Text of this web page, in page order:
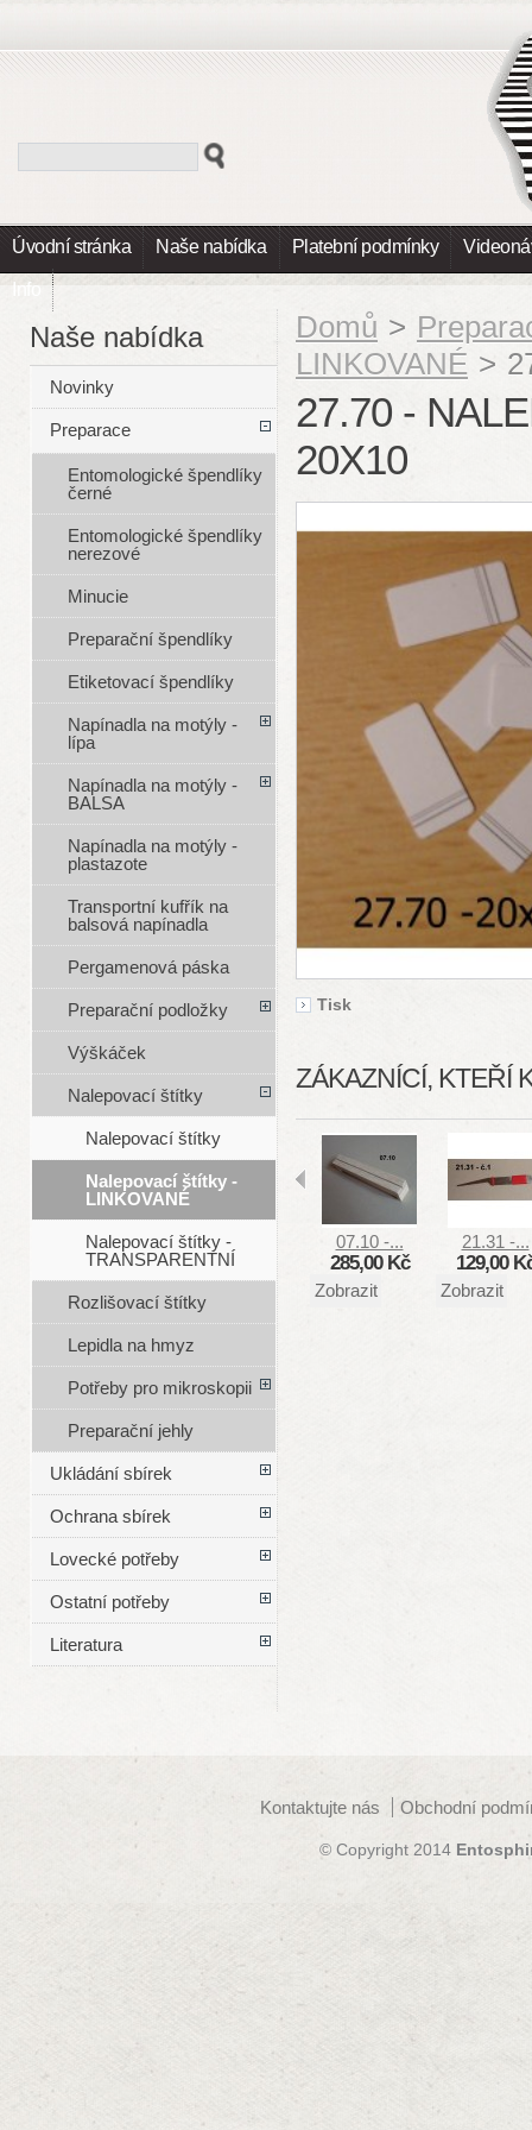
Úvodní stránka Naše nabídka Platební podmínky
Info
Domů >
LINKOVANÉ >
27.70 -
20X10
Tisk
ZÁKAZNÍCÍ, KTEŘÍ
07.10 -...
285,00 Kč
Zobrazit
21.31 -...
129,00
Zobrazit
Naše nabídka
Novinky
Preparace
Entomologické špendlíky
černé
Entomologické špendlíky
nerezové
Minucie
Preparační špendlíky
Etiketovací špendlíky
Napínadla na motýly -
lípa
Napínadla na motýly -
BALSA
Napínadla na motýly -
plastazote
Transportní kufřík na
balsová napínadla
Pergamenová páska
Preparační podložky
Výškáček
Nalepovací štítky
Nalepovací štítky
Nalepovací štítky -
LINKOVANÉ
Nalepovací štítky -
TRANSPARENTNÍ
Rozlišovací štítky
Lepidla na hmyz
Potřeby pro mikroskopii
Preparační jehly
Ukládání sbírek
Ochrana sbírek
Lovecké potřeby
Ostatní potřeby
Literatura
Kontaktujte nás Obchodní
© Copyright 2014